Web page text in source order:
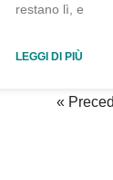
restano lì, e
LEGGI DI PIÙ
«